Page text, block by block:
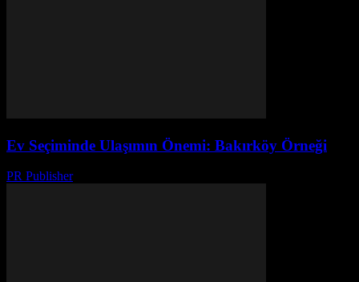
Ev Seçiminde Ulaşımın Önemi: Bakırköy Örneği
PR Publisher-